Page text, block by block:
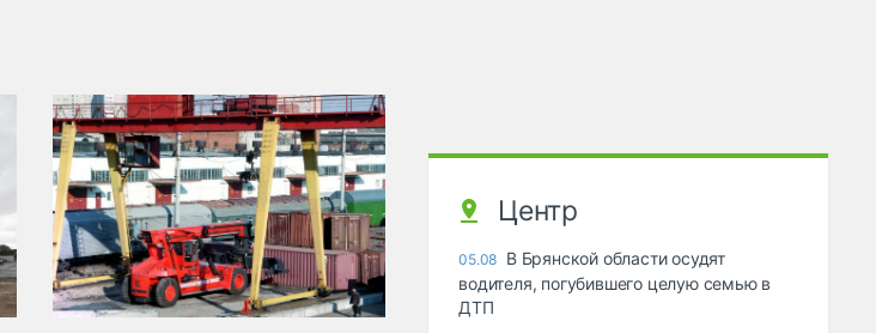
Центр
05.08 В Брянской области осудят
водителя, погубившего целую семью в
ДТП